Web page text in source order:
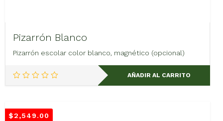
Pizarrón Blanco
Pizarrón escolar color blanco, magnético (opcional)
AÑADIR AL CARRITO
$2,549.00